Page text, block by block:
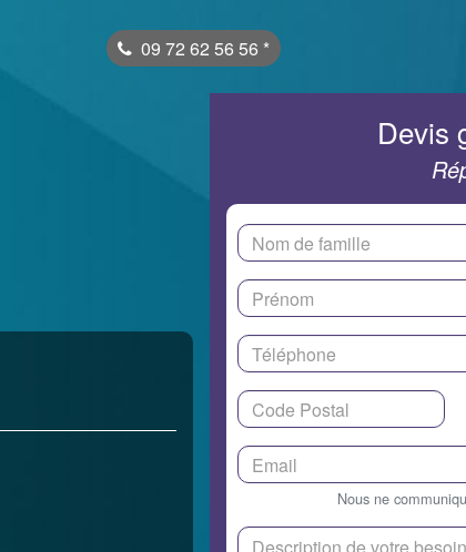
09 72 62 56 56 *
Devis
Nous ne